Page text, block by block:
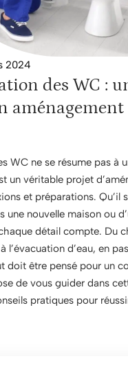
2024
des WC :
WC ne se résume pas à
un véritable projet
et préparations. Qu’il
une nouvelle maison ou
détail compte. Du
l’évacuation d’eau, en
doit être pensé pour un
de vous guider dans
pratiques pour